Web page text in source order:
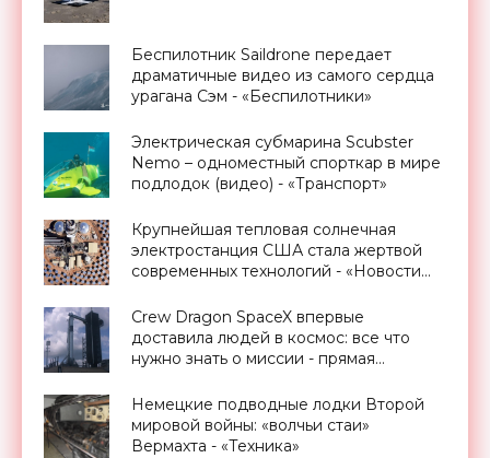
Беспилотник Saildrone передает
драматичные видео из самого сердца
урагана Сэм - «Беспилотники»
Электрическая субмарина Scubster
Nemo – одноместный спорткар в мире
подлодок (видео) - «Транспорт»
Крупнейшая тепловая солнечная
электростанция США стала жертвой
современных технологий - «Новости
Crew Dragon SpaceX впервые
доставила людей в космос: все что
нужно знать о миссии - прямая
Немецкие подводные лодки Второй
мировой войны: «волчьи стаи»
Вермахта - «Техника»